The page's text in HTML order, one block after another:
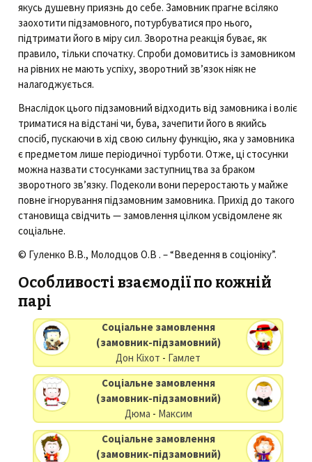
якусь душевну приязнь до себе. Замовник прагне всіляко
заохотити підзамовного, потурбуватися про нього,
підтримати його в міру сил. Зворотна реакція буває, як
правило, тільки спочатку. Спроби домовитись із замовником
на рівних не мають успіху, зворотний зв’язок ніяк не
налагоджується.
Внаслідок цього підзамовний відходить від замовника і воліє
триматися на відстані чи, бува, зачепити його в якийсь
спосіб, пускаючи в хід свою сильну функцію, яка у замовника
є предметом лише періодичної турботи. Отже, ці стосунки
можна назвати стосунками заступництва за браком
зворотного зв’язку. Подеколи вони переростають у майже
повне ігнорування підзамовним замовника. Прихід до такого
становища свідчить — замовлення цілком усвідомлене як
соціальне.
© Гуленко В.В., Молодцов О.В . – “Введення в соціоніку”.
Особливості взаємодії по кожній
парі
Соціальне замовлення
(замовник-підзамовний)
Дон Кіхот - Гамлет
Соціальне замовлення
(замовник-підзамовний)
Дюма - Максим
Соціальне замовлення
(замовник-підзамовний)